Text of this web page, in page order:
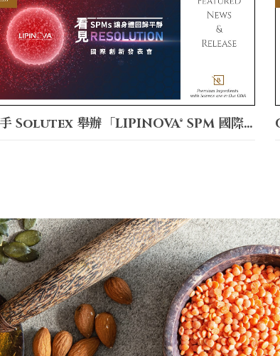
攜手 Solutex 舉辦「LIPINOVA® SPM 國際創新發表會」